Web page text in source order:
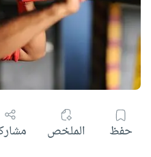
حفظ الملخص